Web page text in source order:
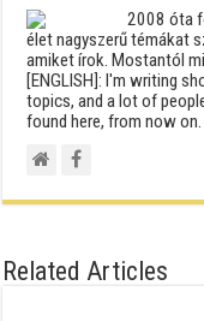
2008 óta
élet nagyszerű témákat
amiket írok. Mostantól
[ENGLISH]: I'm writing
topics, and a lot of
found here, from now on.
Related Articles